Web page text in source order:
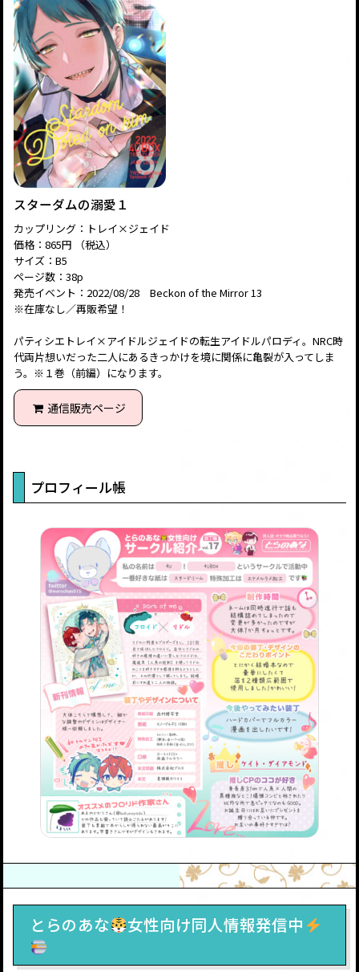
スターダムの溺愛１
カップリング：トレイ×ジェイド
価格：865円 （税込）
サイズ：B5
ページ数：38p
発売イベント：2022/08/28 Beckon of the Mirror 13
※在庫なし／再販希望！
パティシエトレイ×アイドルジェイドの転生アイドルパロディ。NRC時
代両片想いだった二人にあるきっかけを境に関係に亀裂が入ってしま
う。※１巻（前編）になります。
通信販売ページ
プロフィール帳
とらのあな 女性向け同人情報発信中